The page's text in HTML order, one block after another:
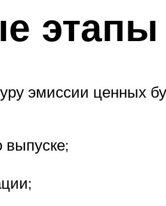
этапы
эмиссии ценных